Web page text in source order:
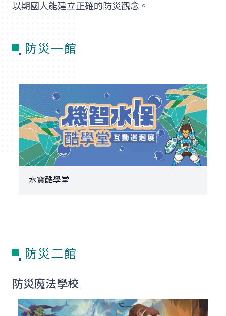
以期國人能建立正確的防災觀念。
防災一館
水寶酷學堂
防災二館
防災魔法學校